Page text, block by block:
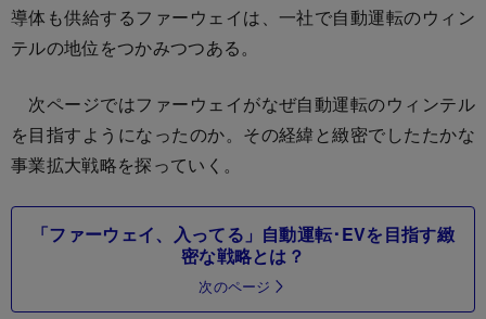
導体も供給するファーウェイは、一社で自動運転のウィン
テルの地位をつかみつつある。
次ページではファーウェイがなぜ自動運転のウィンテル
を目指すようになったのか。その経緯と緻密でしたたかな
事業拡大戦略を探っていく。
「ファーウェイ、入ってる」自動運転･EVを目指す緻
密な戦略とは？
次のページ